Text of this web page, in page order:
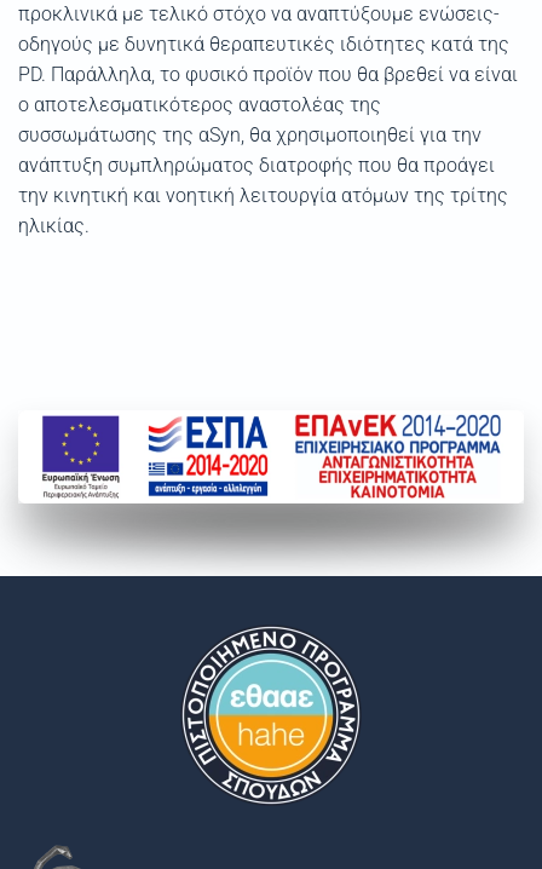
προκλινικά με τελικό στόχο να αναπτύξουμε ενώσεις-
οδηγούς με δυνητικά θεραπευτικές ιδιότητες κατά της
PD. Παράλληλα, το φυσικό προϊόν που θα βρεθεί να είναι
ο αποτελεσματικότερος αναστολέας της
συσσωμάτωσης της αSyn, θα χρησιμοποιηθεί για την
ανάπτυξη συμπληρώματος διατροφής που θα προάγει
την κινητική και νοητική λειτουργία ατόμων της τρίτης
ηλικίας.